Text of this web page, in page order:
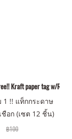
x 2 Packs
Kraft paper tag w/
1 !! แท็กกระดาษ
อก (เซต 12 ชิ้น)
฿100